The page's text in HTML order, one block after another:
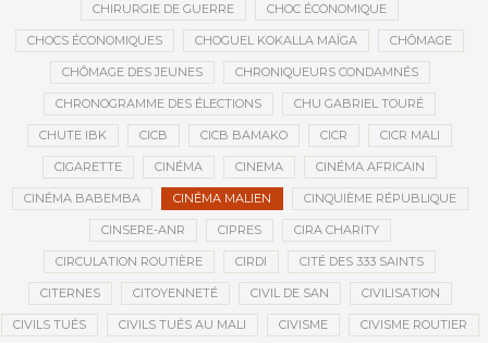
CHIRURGIE DE GUERRE CHOC ÉCONOMIQUE
CHOCS ÉCONOMIQUES CHOGUEL KOKALLA MAÏGA CHÔMAGE
CHÔMAGE DES JEUNES CHRONIQUEURS CONDAMNÉS
CHRONOGRAMME DES ÉLECTIONS CHU GABRIEL TOURÉ
CHUTE IBK CICB CICB BAMAKO CICR CICR MALI
CIGARETTE CINÉMA CINEMA CINÉMA AFRICAIN
CINÉMA BABEMBA CINÉMA MALIEN CINQUIÈME RÉPUBLIQUE
CINSERE-ANR CIPRES CIRA CHARITY
CIRCULATION ROUTIÈRE CIRDI CITÉ DES 333 SAINTS
CITERNES CITOYENNETÉ CIVIL DE SAN CIVILISATION
CIVILS TUÉS CIVILS TUÉS AU MALI CIVISME CIVISME ROUTIER